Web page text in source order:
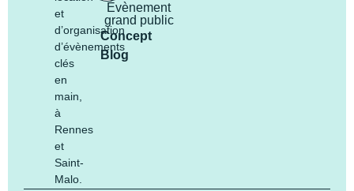
et
d’organisation
d’évènements
clés
en
main,
à
Rennes
et
Saint-
Malo.
Évènement
grand public
Concept
Blog